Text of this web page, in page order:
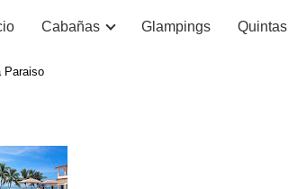
Cabañas Glampings Quintas
Paraiso